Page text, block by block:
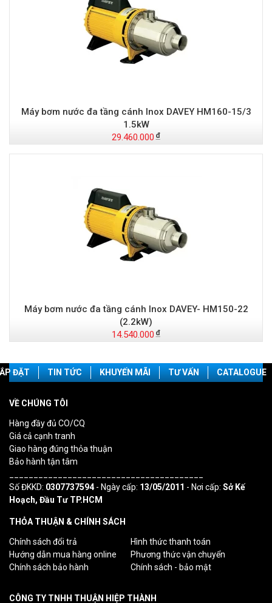
Máy bơm nước đa tầng cánh Inox DAVEY HM160-15/3
1.5kW
29.460.000
Máy bơm nước đa tầng cánh Inox DAVEY- HM150-22
(2.2kW)
14.540.000
ĐẶT TIN TỨC KHUYẾN MÃI TƯ VẤN CATALOGUE
VỀ CHÚNG TÔI
Hàng đầy đủ CO/CQ
Giá cả cạnh tranh
Giao hàng đúng thỏa thuận
Bảo hành tận tâm
Số ĐKKD: 0307737594- Ngày cấp: 13/05/2011 - Nơi cấp: Sở Kế
Hoạch, Đầu Tư TP.HCM
THỎA THUẬN & CHÍNH SÁCH
Chính sách đổi trả
Hình thức thanh toán
Hướng dẫn mua hàng online
Phương thức vận chuyển
Chính sách bảo hành
Chính sách - bảo mật
CÔNG TY TNHH THUẬN HIỆP THÀNH